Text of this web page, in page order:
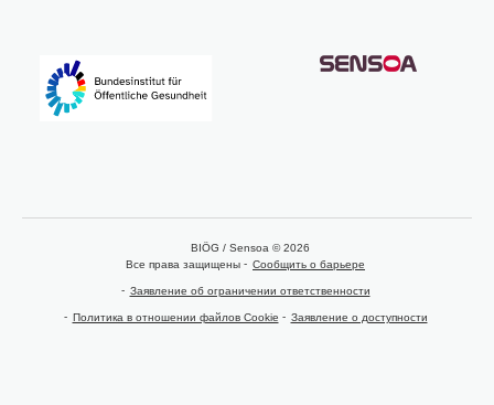
BIÖG / Sensoa © 2026
Все права защищены
Сообщить о барьере
Заявление об ограничении ответственности
Политика в отношении файлов Cookie Заявление о доступности